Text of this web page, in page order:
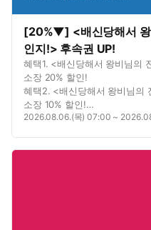
[20%▼] <배신당해서 왕
인지!> 후속권 UP!
혜택1. <배신당해서 왕비님의
소장 20% 할인!
혜택2. <배신당해서 왕비님의
소장 10% 할인!
혜택3. <배신당해서 왕비님의
2026.08.06.(목) 07:00 ~